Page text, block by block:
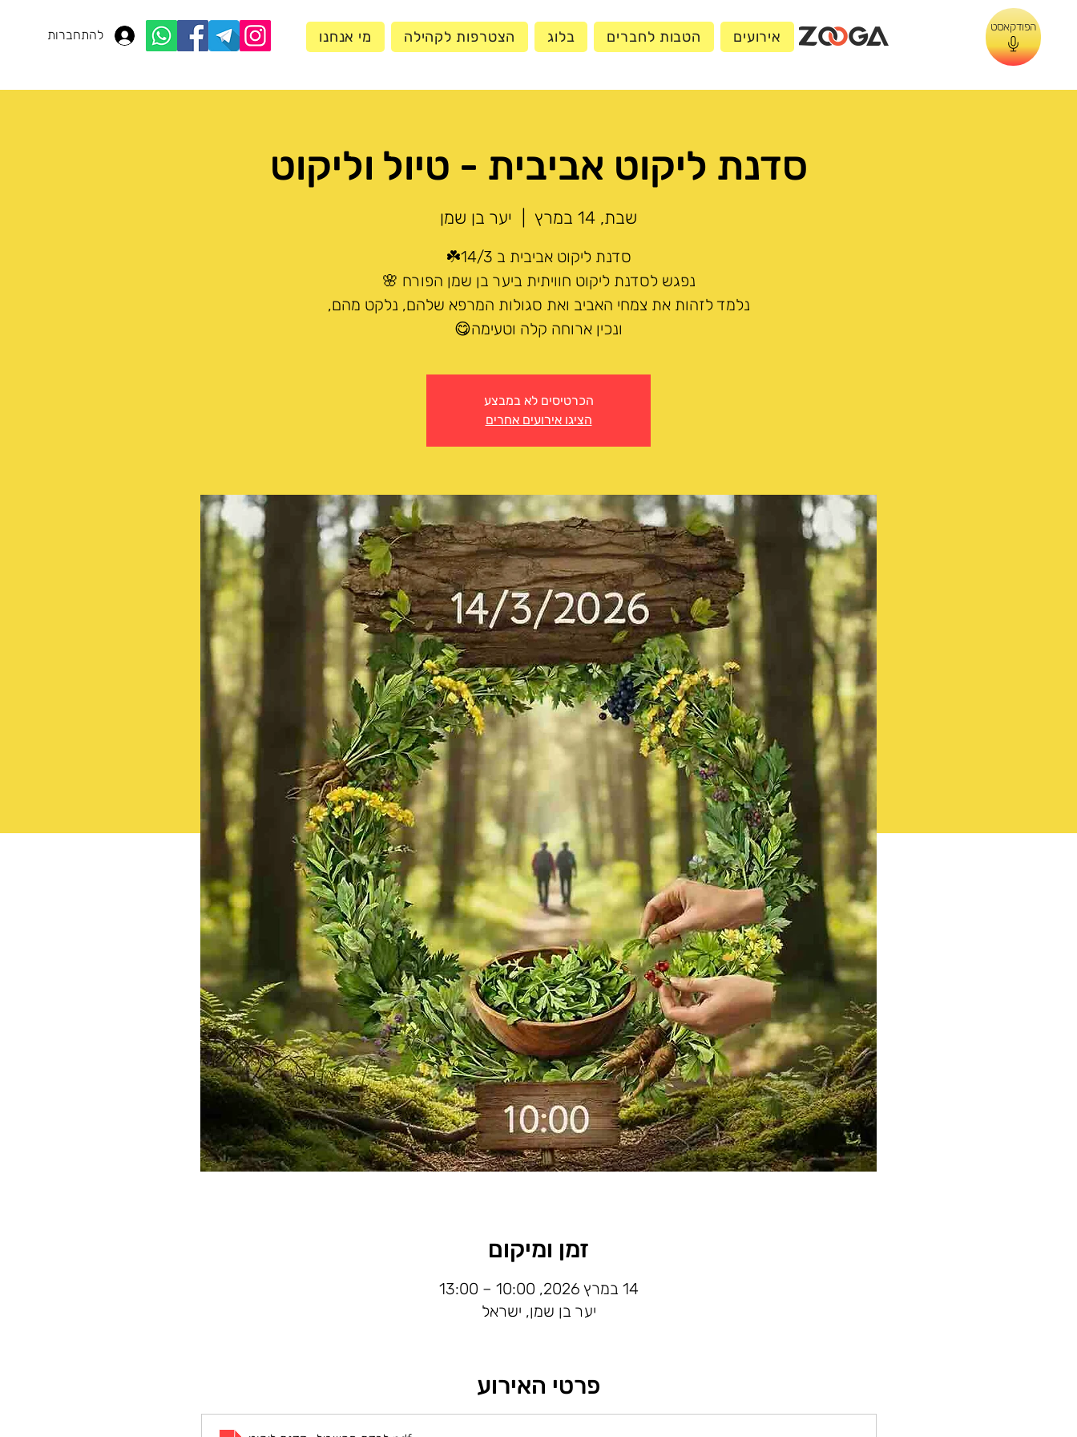
הפודקאסט
להתחברות אירועים הטבות לחברים בלוג הצטרפות לקהילה מי אנחנו
סדנת ליקוט אביבית - טיול וליקוט
שבת, 14 במרץ יער בן שמן
נלמד לזהות את צמחי האביב ואת סגולות המרפא שלהם, נלקט מהם,
ונכין ארוחה קלה וטעימה😋
הכרטיסים לא במבצע
הציגו אירועים אחרים
זמן ומיקום
14 במרץ 2026, 10:00 – 13:00
יער בן שמן, ישראל
פרטי האירוע